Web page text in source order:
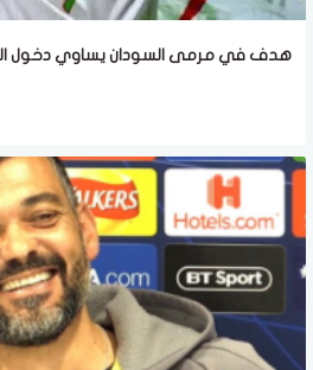
هدف في مرمى السودان يساوي دخول